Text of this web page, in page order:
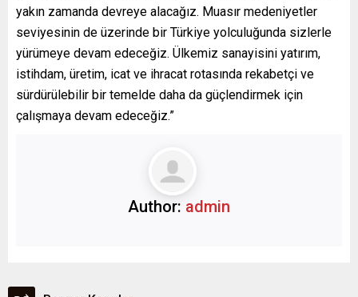
yakın zamanda devreye alacağız. Muasır medeniyetler
seviyesinin de üzerinde bir Türkiye yolculuğunda sizlerle
yürümeye devam edeceğiz. Ülkemiz sanayisini yatırım,
istihdam, üretim, icat ve ihracat rotasında rekabetçi ve
sürdürülebilir bir temelde daha da güçlendirmek için
çalışmaya devam edeceğiz.”
Author: admin